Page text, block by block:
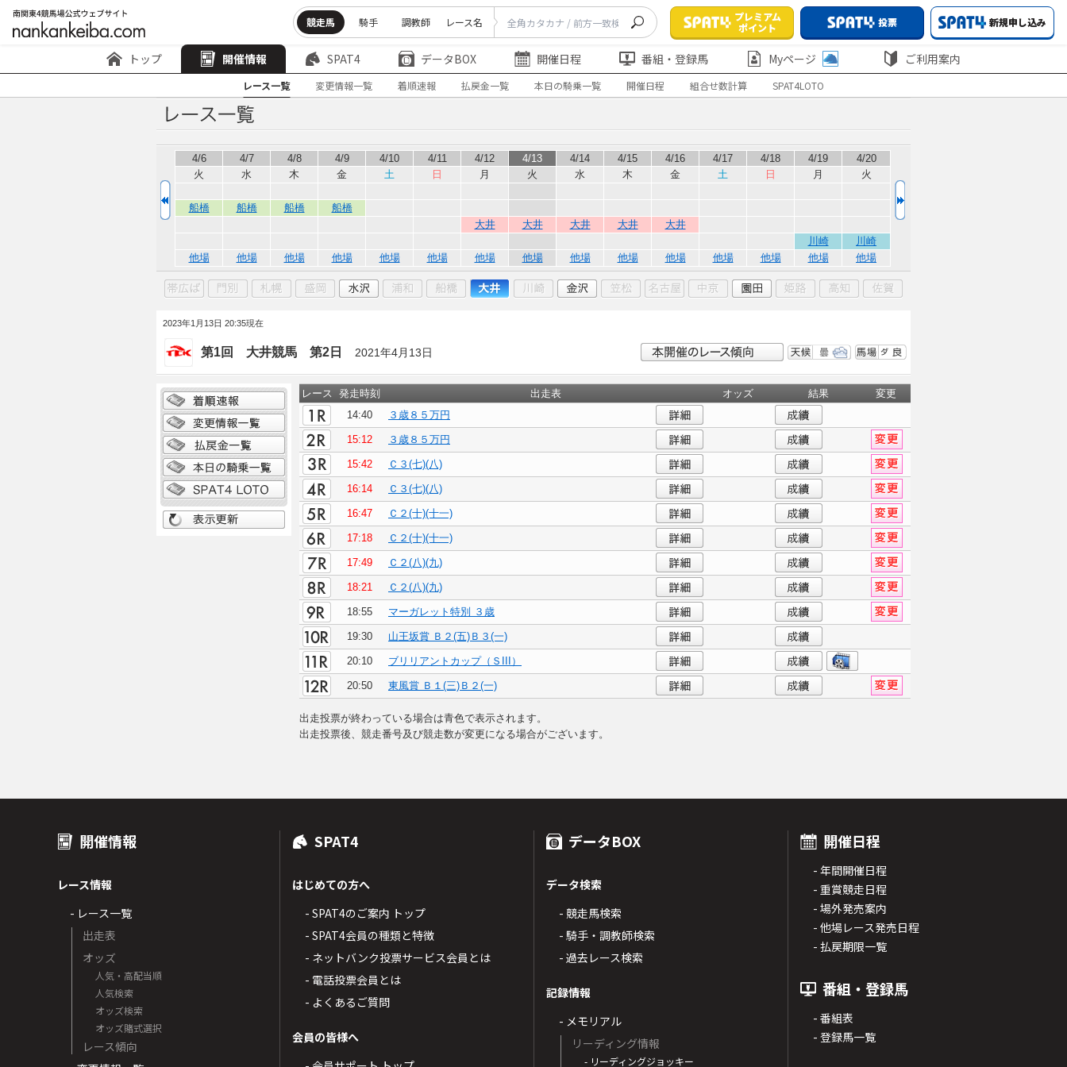
競走馬 騎手 調教師 レース名
プレミアム
ポイント
投票 新規申し込み
トップ 開催情報 SPAT4 データBOX 開催日程 番組・登録馬 Myページ ご利用案内
レース一覧 変更情報一覧 着順速報 払戻金一覧 本日の騎乗一覧 開催日程 組合せ数計算 SPAT4LOTO
4/6 4/7 4/8 4/9 4/10 4/11 4/12 4/13 4/14 4/15 4/16 4/17 4/18 4/19
4/20
火
水 木 金 土 日 月 火 水 木 金 土 日 月 火
船橋 船橋 船橋
船橋
大井
大井 大井 大井
大井
川崎
川崎
他場
他場 他場 他場 他場 他場 他場 他場 他場 他場 他場 他場 他場 他場 他場
2023年1月13日 20:35現在
第1回 大井競馬 第2日 2021年4月13日
レース 発走時刻 出走表 オッズ 結果
変更
14:40
３歳８５万円
15:12 ３歳８５万円
15:42 Ｃ３(七)(八)
16:14 Ｃ３(七)(八)
16:47 Ｃ２(十)(十一)
17:18 Ｃ２(十)(十一)
17:49 Ｃ２(八)(九)
18:21 Ｃ２(八)(九)
18:55 マーガレット特別 ３歳
19:30 山王坂賞 Ｂ２(五)Ｂ３(一)
20:10 ブリリアントカップ（ＳIII）
20:50 東風賞 Ｂ１(三)Ｂ２(一)
出走投票が終わっている場合は青色で表示されます。
出走投票後、競走番号及び競走数が変更になる場合がございます。
開催情報
レース情報
- レース一覧
出走表
オッズ
人気・高配当順
人気検索
オッズ検索
オッズ賭式選択
レース傾向
SPAT4
はじめての方へ
- SPAT4のご案内 トップ
- SPAT4会員の種類と特徴
- ネットバンク投票サービス会員とは
- 電話投票会員とは
- よくあるご質問
会員の皆様へ
データBOX
データ検索
- 競走馬検索
- 騎手・調教師検索
- 過去レース検索
記録情報
- メモリアル
リーディング情報
- リーディングジョッキー
開催日程
- 年間開催日程
- 重賞競走日程
- 場外発売案内
- 他場レース発売日程
- 払戻期限一覧
番組・登録馬
- 番組表
- 登録馬一覧